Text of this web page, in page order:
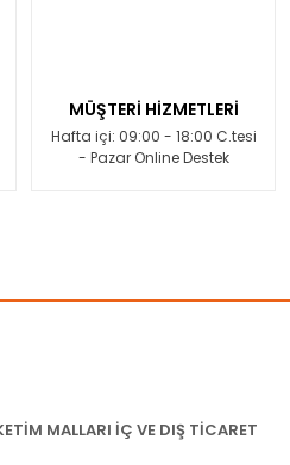
MÜŞTERİ HİZMETLERİ
Hafta içi: 09:00 - 18:00 C.tesi
- Pazar Online Destek
MALLARI İÇ VE DIŞ TİCARET